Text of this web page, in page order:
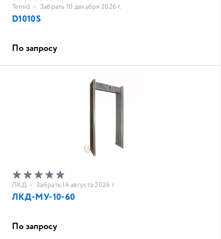
Temid • Забрать 10 декабря 2026 г.
D1010S
По запросу
ЛКД • Забрать 14 августа 2026 г.
ЛКД-МУ-10-60
По запросу